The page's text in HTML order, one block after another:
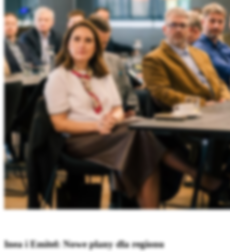
Inea i Emitel: Nowe plany dla regionu